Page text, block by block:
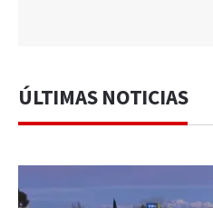
ÚLTIMAS NOTICIAS